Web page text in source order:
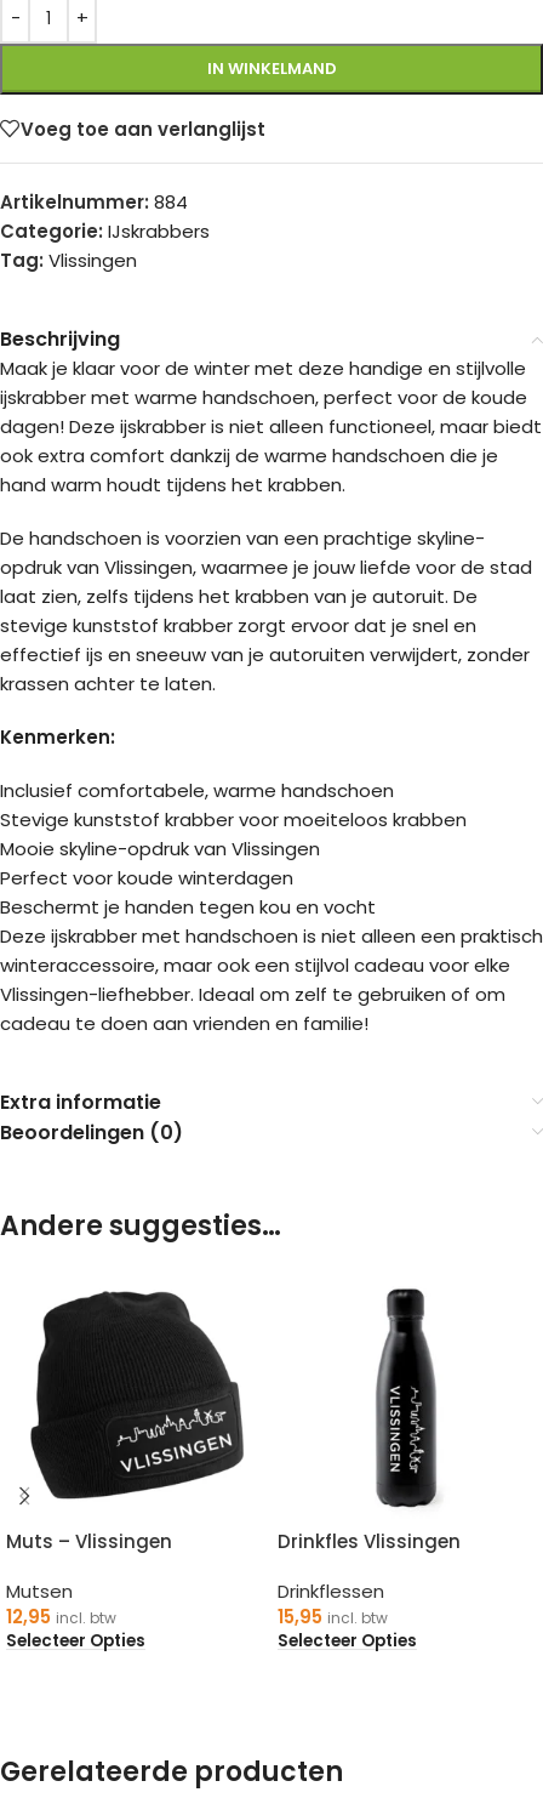
IN WINKELMAND
Voeg toe aan verlanglijst
Artikelnummer: 884
Categorie: IJskrabbers
Tag: Vlissingen
Beschrijving
Maak je klaar voor de winter met deze handige en stijlvolle
ijskrabber met warme handschoen, perfect voor de koude
dagen! Deze ijskrabber is niet alleen functioneel, maar biedt
ook extra comfort dankzij de warme handschoen die je
hand warm houdt tijdens het krabben.
De handschoen is voorzien van een prachtige skyline-
opdruk van Vlissingen, waarmee je jouw liefde voor de stad
laat zien, zelfs tijdens het krabben van je autoruit. De
stevige kunststof krabber zorgt ervoor dat je snel en
effectief ijs en sneeuw van je autoruiten verwijdert, zonder
krassen achter te laten.
Kenmerken:
Inclusief comfortabele, warme handschoen
Stevige kunststof krabber voor moeiteloos krabben
Mooie skyline-opdruk van Vlissingen
Perfect voor koude winterdagen
Beschermt je handen tegen kou en vocht
Deze ijskrabber met handschoen is niet alleen een praktisch
winteraccessoire, maar ook een stijlvol cadeau voor elke
Vlissingen-liefhebber. Ideaal om zelf te gebruiken of om
cadeau te doen aan vrienden en familie!
Extra informatie
Beoordelingen (0)
Andere suggesties…
Muts – Vlissingen
Mutsen
12,95 incl. btw
Selecteer Opties
Drinkfles Vlissingen
Drinkflessen
15,95 incl. btw
Selecteer Opties
Gerelateerde producten